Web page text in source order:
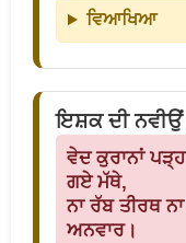
ਵਿਆਖਿਆ
ਇਸ਼ਕ ਦੀ ਨਵੀਉਂ
ਵੇਦ ਕੁਰਾਨਾਂ
ਗਏ ਮੱਥੇ,
ਨਾ ਰੱਬ ਤੀਰਥ
ਅਨਵਾਰ।